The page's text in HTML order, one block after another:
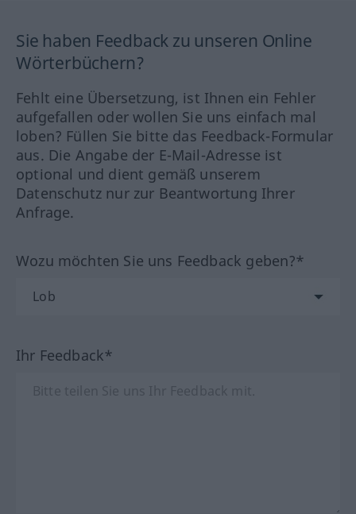
Sie haben Feedback zu unseren Online
Wörterbüchern?
Fehlt eine Übersetzung, ist Ihnen ein Fehler
aufgefallen oder wollen Sie uns einfach mal
loben? Füllen Sie bitte das Feedback-Formular
aus. Die Angabe der E-Mail-Adresse ist
optional und dient gemäß unserem
Datenschutz nur zur Beantwortung Ihrer
Anfrage.
Wozu möchten Sie uns Feedback geben?*
Ihr Feedback*